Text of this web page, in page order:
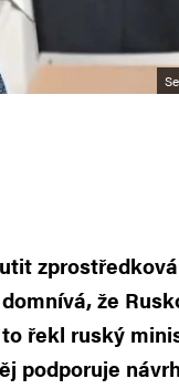
že
řekl ruský
podporuje